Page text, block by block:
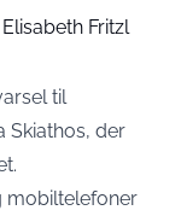
Fritzl
til
Skiathos, der
mobiltelefoner